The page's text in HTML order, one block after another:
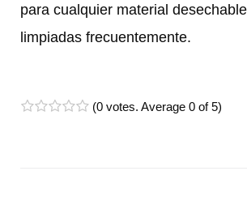
para cualquier material
limpiadas frecuentemente.
(0 votes. Average 0 of 5)